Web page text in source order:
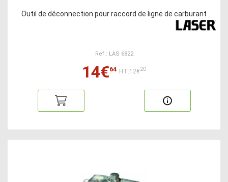
Outil de déconnection pour raccord de ligne de carburant
Ref : LAS 6822
14€64 HT:12€20